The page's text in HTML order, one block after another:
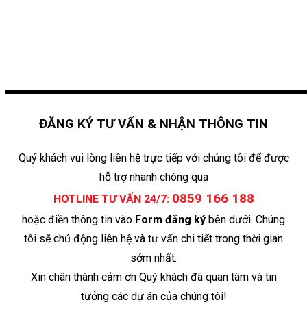
ĐĂNG KÝ TƯ VẤN & NHẬN THÔNG TIN
Quý khách vui lòng liên hệ trực tiếp với chúng tôi để được
hỗ trợ nhanh chóng qua
HOTLINE TƯ VẤN 24/7: 0859 166 188
hoặc điền thông tin vào Form đăng ký bên dưới. Chúng
tôi sẽ chủ động liên hệ và tư vấn chi tiết trong thời gian
sớm nhất.
Xin chân thành cảm ơn Quý khách đã quan tâm và tin
tưởng các dự án của chúng tôi!